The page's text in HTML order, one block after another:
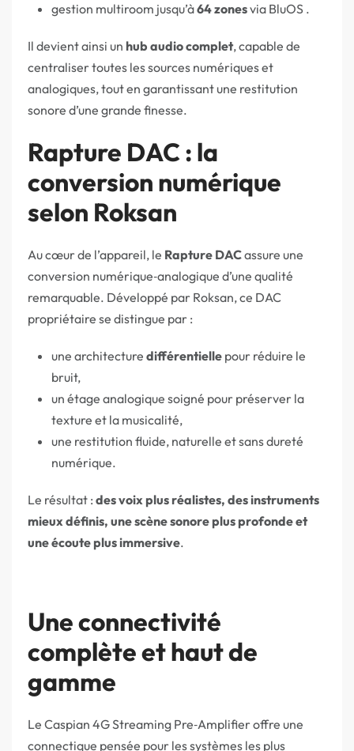
gestion multiroom jusqu’à64 zonesvia BluOS .
Il devient ainsi un hub audio complet, capable de
centraliser toutes les sources numériques et
analogiques, tout en garantissant une restitution
sonore d’une grande finesse.
Rapture DAC : la
conversion numérique
selon Roksan
Au cœur de l’appareil, le Rapture DACassure une
conversion numérique‑analogique d’une qualité
remarquable. Développé par Roksan, ce DAC
propriétaire se distingue par :
une architecture différentielle pour réduire le
bruit,
un étage analogique soigné pour préserver la
texture et la musicalité,
une restitution fluide, naturelle et sans dureté
numérique.
Le résultat : des voix plus réalistes, des instruments
mieux définis, une scène sonore plus profonde et
une écoute plus immersive.
Une connectivité
complète et haut de
gamme
Le Caspian 4G Streaming Pre‑Amplifier offre une
connectique pensée pour les systèmes les plus